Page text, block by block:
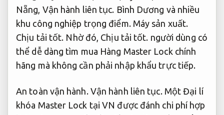
Nẵng, Vận hành liên tục. Bình Dương và nhiều
khu công nghiệp trọng điểm. Máy sản xuất.
Chịu tải tốt. Nhờ đó, Chịu tải tốt. người dùng có
thể dễ dàng tìm mua Hàng Master Lock chính
hãng mà không cần phải nhập khẩu trực tiếp.
An toàn vận hành. Vận hành liên tục. Một Đại lí
khóa Master Lock tại VN được đánh chi phí hợp